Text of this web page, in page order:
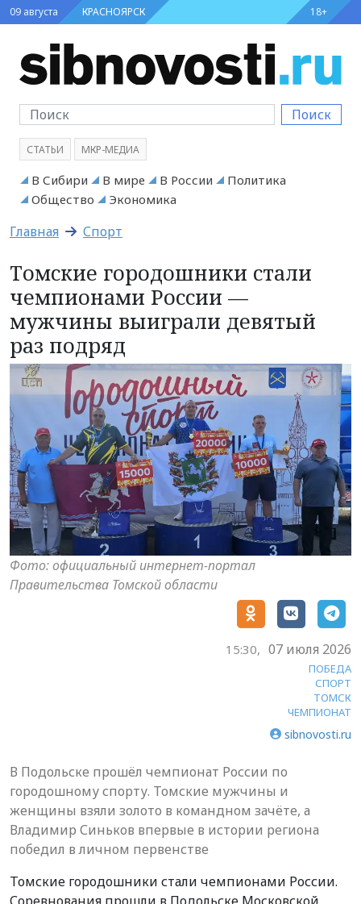
09 августа КРАСНОЯРСК 18+
Поиск
СТАТЬИ МКР-МЕДИА
В Сибири В мире В России
Политика
Общество
Экономика
Главная Спорт
Томские городошники стали
чемпионами России —
мужчины выиграли девятый
раз подряд
Фото: официальный интернет-портал
Правительства Томской области
15:30, 07 июля 2026
ПОБЕДА
СПОРТ
ТОМСК
ЧЕМПИОНАТ
sibnovosti.ru
В Подольске прошёл чемпионат России по
городошному спорту. Томские мужчины и
женщины взяли золото в командном зачёте, а
Владимир Синьков впервые в истории региона
победил в личном первенстве
Томские городошники стали чемпионами России.